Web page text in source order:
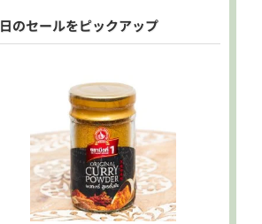
のセールをピックアップ